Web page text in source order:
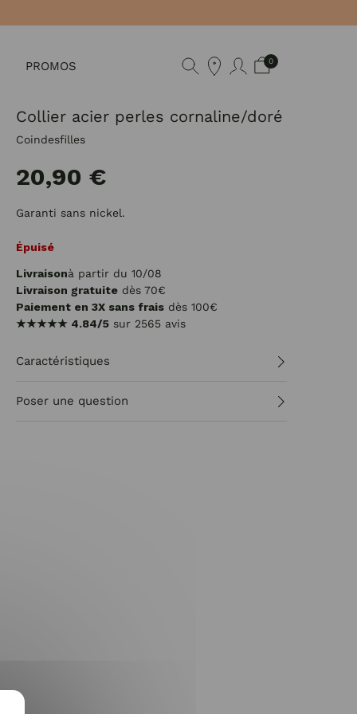
PROMOS 0
Collier acier perles cornaline/doré
Coindesfilles
20,90 €
Garanti sans nickel.
Épuisé
Livraisonà partir du 10/08
Livraison gratuite dès 70€
Paiement en 3X sans frais dès 100€
★★★★★ 4.84/5 sur 2565 avis
Caractéristiques
Poser une question